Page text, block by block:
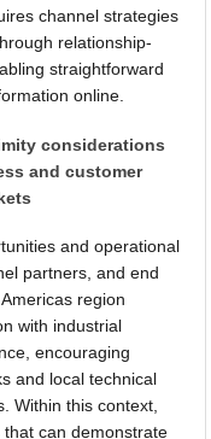
channel strategies
relationship-
straightforward
online.
considerations
and customer
and operational
partners, and end
region
with industrial
encouraging
and local technical
Within this context,
can demonstrate